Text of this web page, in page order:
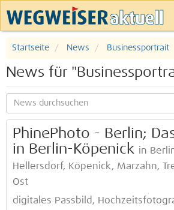
Startseite News Businessportrait
News für
PhinePhoto - Berlin;
in Berlin-Köpenick in
Hellersdorf, Köpenick, Marzahn,
Ost
digitales Passbild,